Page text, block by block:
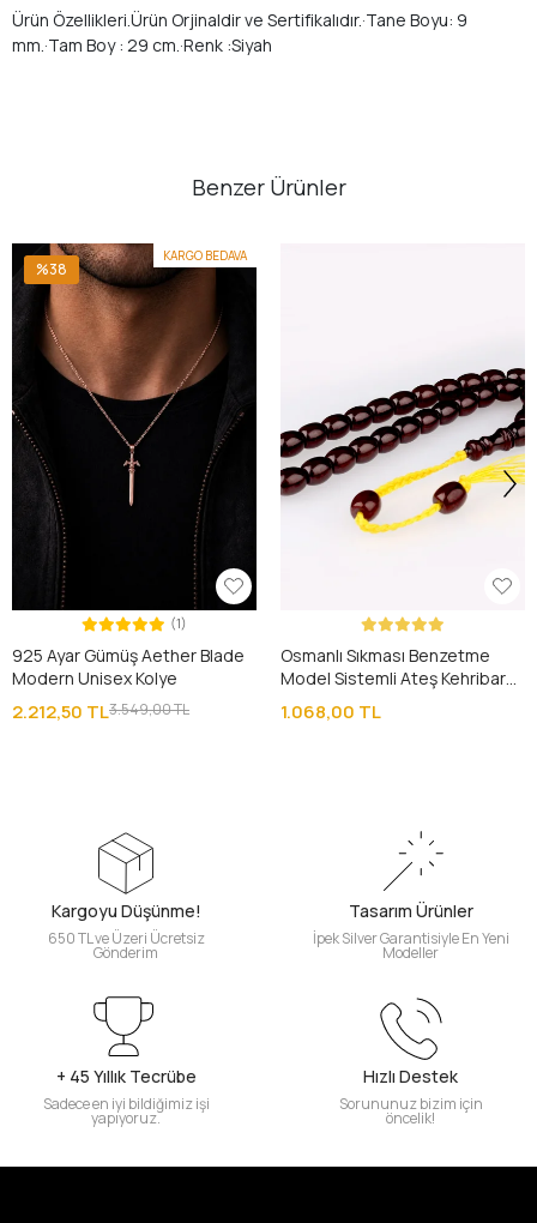
Ürün Özellikleri.Ürün Orjinaldir ve Sertifikalıdır.·Tane Boyu: 9
mm.·Tam Boy : 29 cm.·Renk :Siyah
Benzer Ürünler
KARGO BEDAVA
%38
(1)
925 Ayar Gümüş Aether Blade
Modern Unisex Kolye
2.212,50 TL3.549,00 TL
Osmanlı Sıkması Benzetme
Model Sistemli Ateş Kehribar
Tesbih
1.068,00 TL
Kargoyu Düşünme!
650 TL ve Üzeri Ücretsiz
Gönderim
Tasarım Ürünler
İpek Silver Garantisiyle En Yeni
Modeller
+ 45 Yıllık Tecrübe
Sadece en iyi bildiğimiz işi
yapıyoruz.
Hızlı Destek
Sorununuz bizim için
öncelik!